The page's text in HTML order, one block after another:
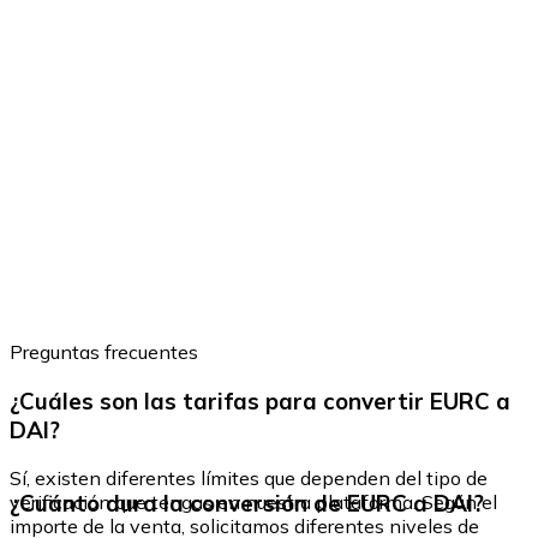
Preguntas frecuentes
¿Cuáles son las tarifas para convertir EURC a
DAI?
Sí, existen diferentes límites que dependen del tipo de
verificación que tengas en nuestra plataforma. Según el
importe de la venta, solicitamos diferentes niveles de
¿Cuánto dura la conversión de EURC a DAI?